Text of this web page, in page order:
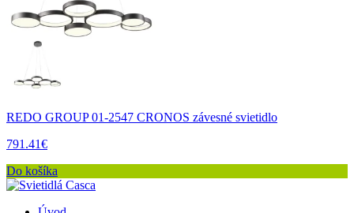
REDO GROUP 01-2547 CRONOS závesné svietidlo
791.41€
Do košíka